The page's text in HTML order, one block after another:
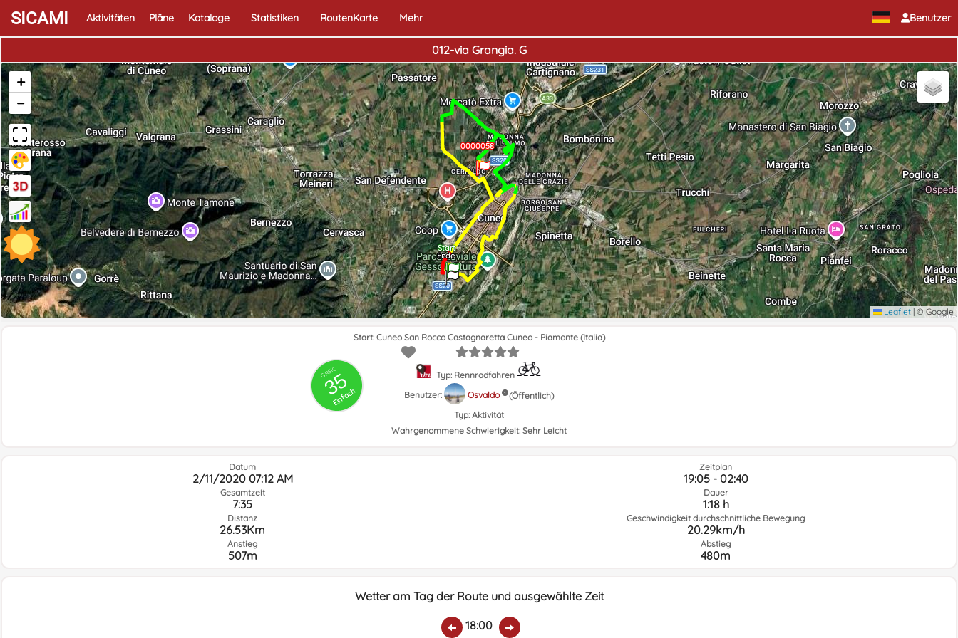
Benutzer
SICAMI Aktivitäten Pläne Kataloge Statistiken RoutenKarte Mehr
012-via Grangia. G
Start
Ende
0000057
0000058
+
−
Leaflet | © Google
GRSIC
35
Einfach
Start: Cuneo San Rocco Castagnaretta Cuneo - Piamonte (Italia)
Typ: Rennradfahren
Benutzer:
Osvaldo
(Öffentlich)
Typ: Aktivität
Wahrgenommene Schwierigkeit: Sehr Leicht
Datum
2/11/2020 07:12 AM
Gesamtzeit
7:35
Distanz
26.53Km
Anstieg
507m
Zeitplan
19:05 - 02:40
Dauer
1:18 h
Geschwindigkeit durchschnittliche Bewegung
20.29km/h
Abstieg
480m
Wetter am Tag der Route und ausgewählte Zeit
18:00